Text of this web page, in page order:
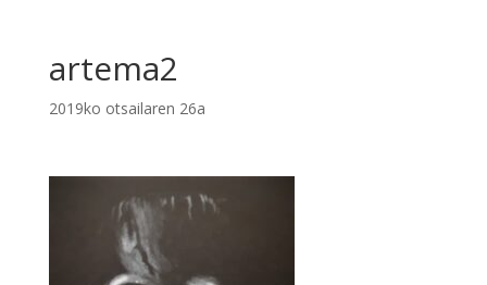
artema2
2019ko otsailaren 26a